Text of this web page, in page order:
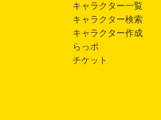
キャラクター一覧
キャラクター検索
キャラクター作成
らっポ
チケット